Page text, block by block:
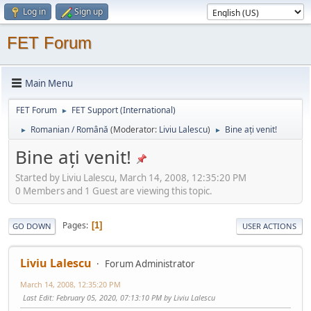
Log in Sign up
FET Forum
Main Menu
FET Forum ► FET Support (International)
► Romanian / Română (Moderator: Liviu Lalescu) ► Bine ați venit!
Bine ați venit!
Started by Liviu Lalescu, March 14, 2008, 12:35:20 PM
0 Members and 1 Guest are viewing this topic.
GO DOWN Pages 1 USER ACTIONS
Liviu Lalescu Forum Administrator
March 14, 2008, 12:35:20 PM
Last Edit: February 05, 2020, 07:13:10 PM by Liviu Lalescu